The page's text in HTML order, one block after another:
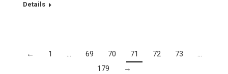
Details
← 1 … 69 70 71 72 73
…
179
→